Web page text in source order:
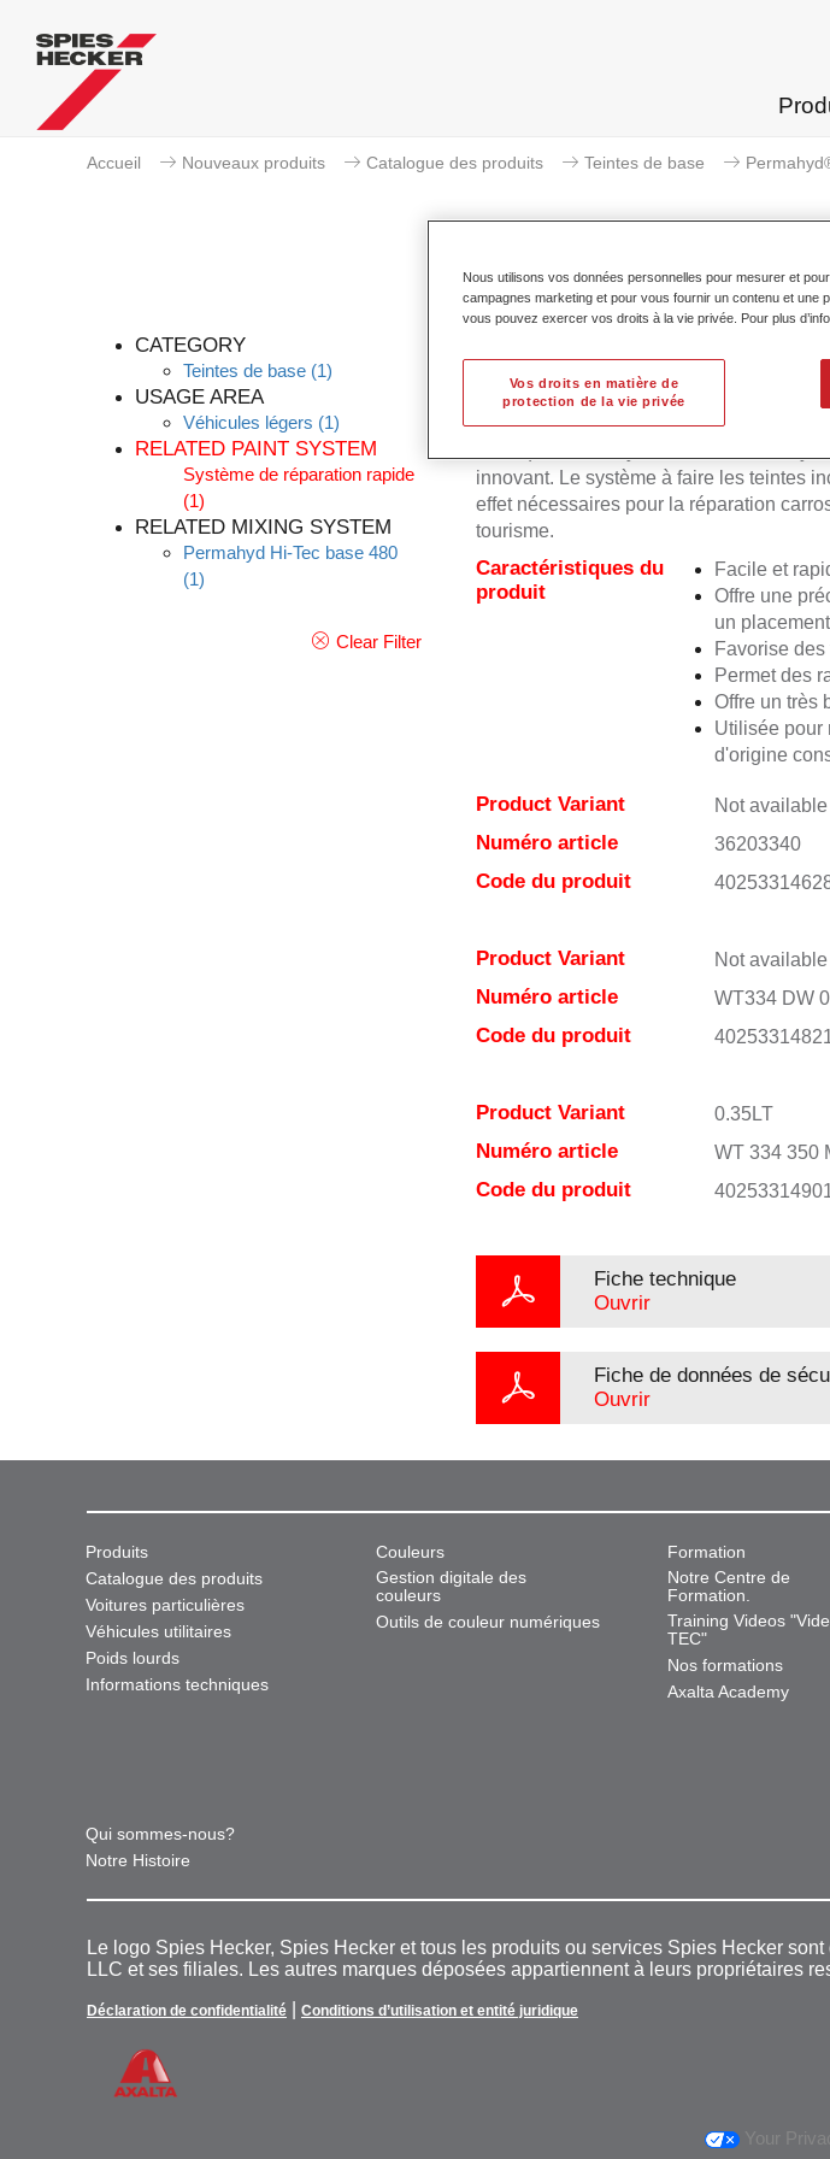
Accueil Nouveaux produits Catalogue des produits Teintes de base
CATEGORY
Teintes de base (1)
USAGE AREA
Véhicules légers (1)
RELATED PAINT SYSTEM
Système de réparation rapide
(1)
RELATED MIXING SYSTEM
Permahyd Hi-Tec base 480
(1)
Clear Filter
Permahyd® Hi-
Permahyd Hi-TEC Teinte de Base 480
innovant. Le système à faire les teintes
effet nécessaires pour la réparation
tourisme.
Caractéristiques du
produit
Facile et
Offre une
un
Favorise
Permet des
Offre un très
Utilisée pour
d'origine
Product Variant Not available
Numéro article 36203340
Code du produit
Product Variant Not available
Numéro article WT334 DW
Code du produit
Product Variant 0.35LT
Numéro article WT 334 350
Code du produit
Fiche technique
Ouvrir
Fiche de données de
Ouvrir
Produits
Catalogue des produits
Voitures particulières
Véhicules utilitaires
Poids lourds
Informations techniques
Couleurs
Gestion digitale des
couleurs
Outils de couleur numériques
Formation
Notre Centre de
Formation.
Training Videos
TEC"
Nos formations
Axalta Academy
Qui sommes-nous?
Notre Histoire
Le logo Spies Hecker, Spies Hecker et tous les produits ou services Spies Hecker
LLC et ses filiales. Les autres marques déposées appartiennent à leurs propriétaires
Déclaration de confidentialité Conditions d’utilisation et entité juridique
Your
Nous utilisons vos données personnelles pour mesurer et
campagnes marketing et pour vous fournir un contenu et une
vous pouvez exercer vos droits à la vie privée. Pour plus
Vos droits en matière de
protection de la vie privée